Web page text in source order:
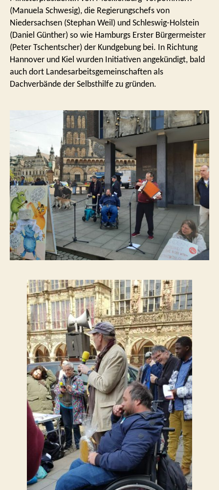
(Manuela Schwesig), die Regierungschefs von
Niedersachsen (Stephan Weil) und Schleswig-Holstein
(Daniel Günther) so wie Hamburgs Erster Bürgermeister
(Peter Tschentscher) der Kundgebung bei. In Richtung
Hannover und Kiel wurden Initiativen angekündigt, bald
auch dort Landesarbeitsgemeinschaften als
Dachverbände der Selbsthilfe zu gründen.